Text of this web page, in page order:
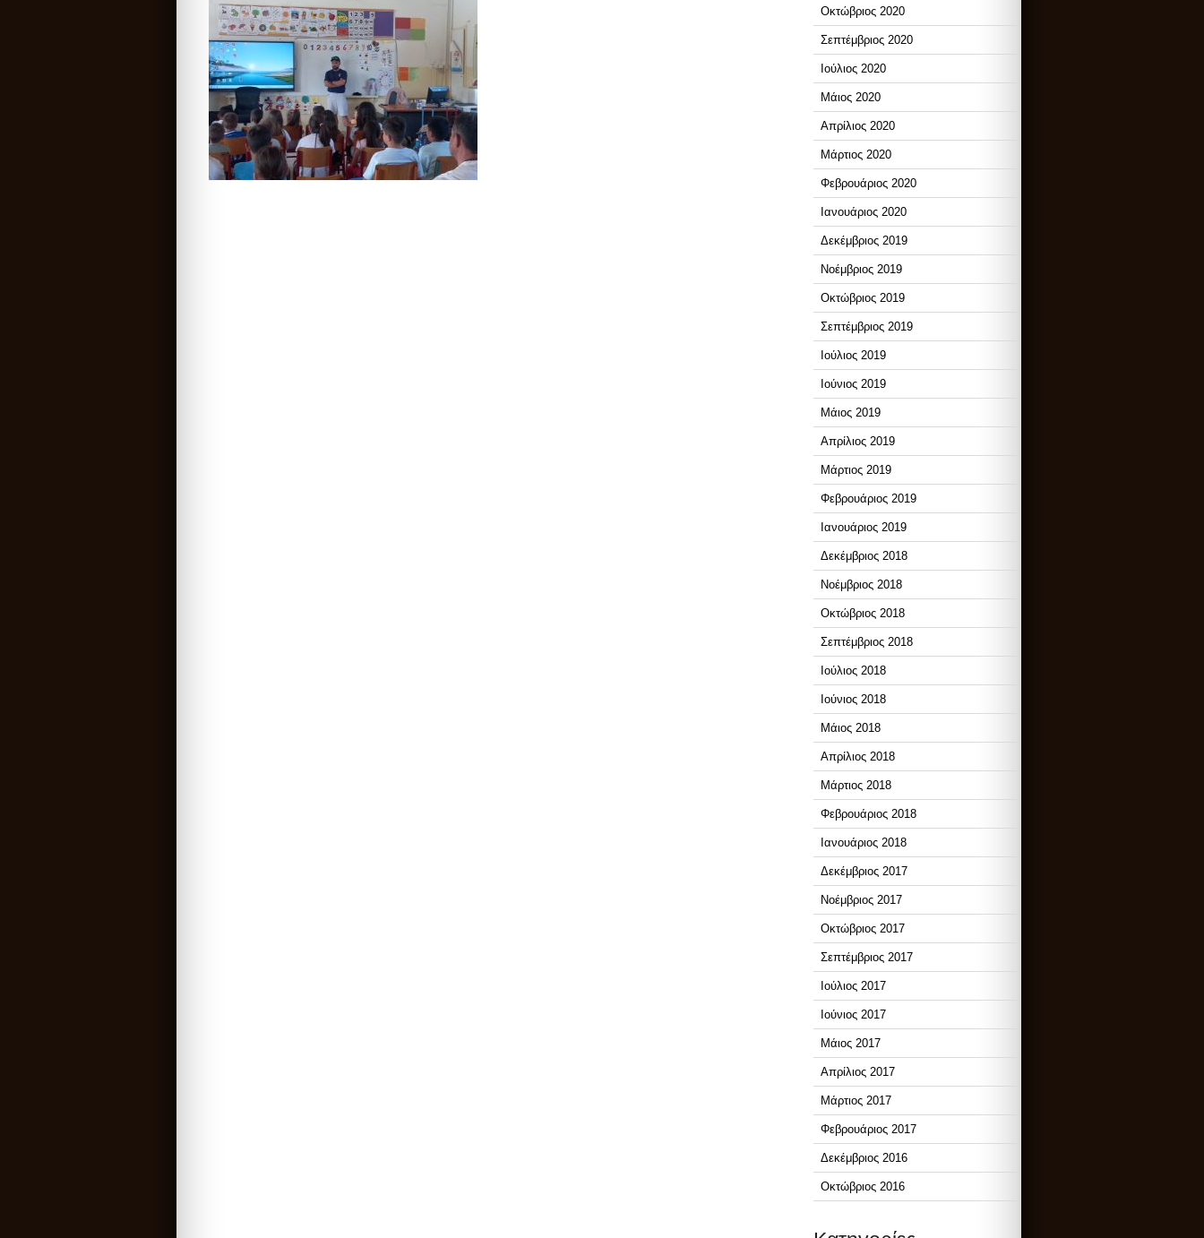
Οκτώβριος 2020
Σεπτέμβριος 2020
Ιούλιος 2020
Μάιος 2020
Απρίλιος 2020
Μάρτιος 2020
Φεβρουάριος 2020
Ιανουάριος 2020
Δεκέμβριος 2019
Νοέμβριος 2019
Οκτώβριος 2019
Σεπτέμβριος 2019
Ιούλιος 2019
Ιούνιος 2019
Μάιος 2019
Απρίλιος 2019
Μάρτιος 2019
Φεβρουάριος 2019
Ιανουάριος 2019
Δεκέμβριος 2018
Νοέμβριος 2018
Οκτώβριος 2018
Σεπτέμβριος 2018
Ιούλιος 2018
Ιούνιος 2018
Μάιος 2018
Απρίλιος 2018
Μάρτιος 2018
Φεβρουάριος 2018
Ιανουάριος 2018
Δεκέμβριος 2017
Νοέμβριος 2017
Οκτώβριος 2017
Σεπτέμβριος 2017
Ιούλιος 2017
Ιούνιος 2017
Μάιος 2017
Απρίλιος 2017
Μάρτιος 2017
Φεβρουάριος 2017
Δεκέμβριος 2016
Οκτώβριος 2016